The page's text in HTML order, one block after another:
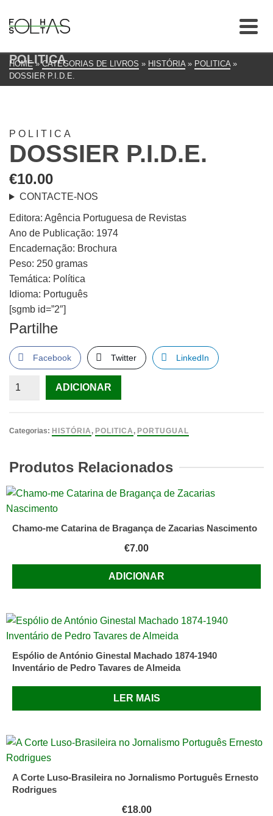
POLITICA
HOME » CATEGORIAS DE LIVROS » HISTÓRIA » POLITICA »
DOSSIER P.I.D.E.
POLITICA
DOSSIER P.I.D.E.
€10.00
CONTACTE-NOS
Editora: Agência Portuguesa de Revistas
Ano de Publicação: 1974
Encadernação: Brochura
Peso: 250 gramas
Temática: Política
Idioma: Português
[sgmb id=”2″]
Partilhe
Facebook Twitter LinkedIn
Quantidade
P.I.D.E.
ADICIONAR
Categorias: HISTÓRIA , POLITICA , PORTUGUAL
Produtos Relacionados
Chamo-me Catarina de Bragança de Zacarias Nascimento
€7.00
ADICIONAR
Espólio de António Ginestal Machado 1874-1940
Inventário de Pedro Tavares de Almeida
LER MAIS
A Corte Luso-Brasileira no Jornalismo Português Ernesto
Rodrigues
€18.00